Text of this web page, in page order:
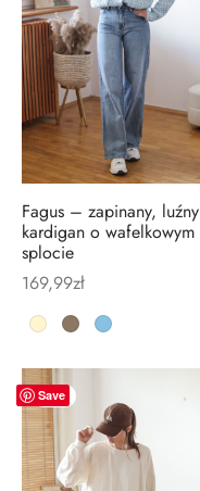
Fagus – zapinany, luźny
kardigan o wafelkowym
splocie
169,99zł
Save
New
dresy
koszule
wierzchnie